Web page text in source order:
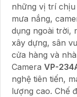
những vị trí
mưa nắng,
dụng ngoài trời,
xây dựng, sân
cửa hàng và
Camera VP-
nghệ tiên tiến,
lượng cao. Chế